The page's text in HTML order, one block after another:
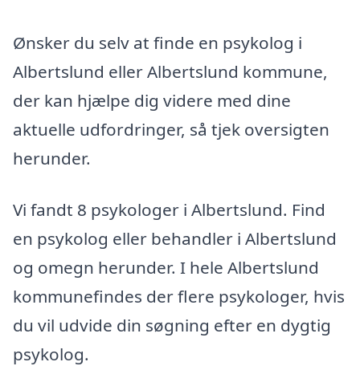
Ønsker du selv at finde en psykolog i
Albertslund eller Albertslund kommune,
der kan hjælpe dig videre med dine
aktuelle udfordringer, så tjek oversigten
herunder.
Vi fandt 8 psykologer i Albertslund. Find
en psykolog eller behandler i Albertslund
og omegn herunder. I hele Albertslund
kommunefindes der flere psykologer, hvis
du vil udvide din søgning efter en dygtig
psykolog.